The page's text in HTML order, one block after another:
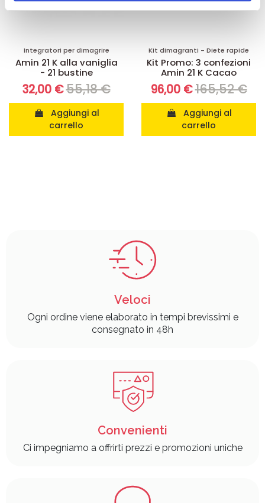
pubblicità e social media, i quali potrebbero combinarle
Integratori per dimagrire
Amin 21 K alla vaniglia
- 21 bustine
32,00 €55,18 €
carrello
Kit dimagranti - Diete rapide
Kit Promo: 3 confezioni
Amin 21 K Cacao
96,00 €165,52 €
carrello
Veloci
Ogni ordine viene elaborato in tempi brevissimi e
consegnato in 48h
Convenienti
Ci impegniamo a offrirti prezzi e promozioni uniche